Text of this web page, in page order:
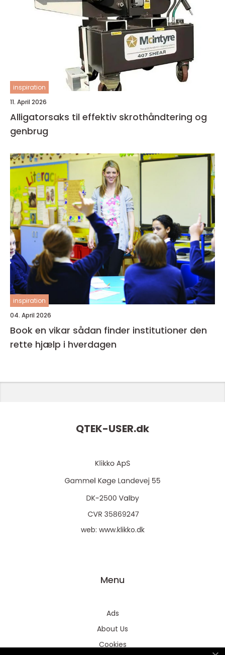
inspiration
11. April 2026
Alligatorsaks til effektiv skrothåndtering og
genbrug
inspiration
04. April 2026
Book en vikar sådan finder institutioner den
rette hjælp i hverdagen
QTEK-USER.dk
web: www.klikko.dk
Menu
Ads
About Us
Cookies